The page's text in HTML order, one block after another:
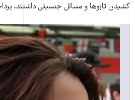
کشیدن تابوها و مسائل جنسیتی داشتند،